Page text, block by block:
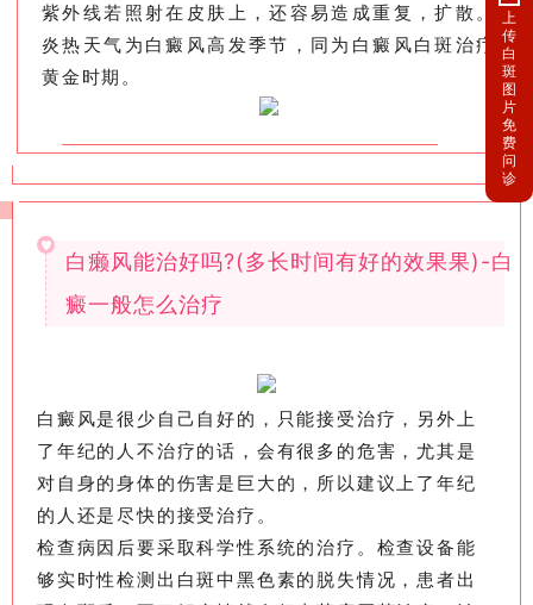
紫外线若照射在皮肤上，还容易造成重复，扩散。
炎热天气为白癜风高发季节，同为白癜风白斑治疗
黄金时期。
白癞风能治好吗?(多长时间有好的效果果)-白
癜一般怎么治疗
白癜风是很少自己自好的，只能接受治疗，另外上
了年纪的人不治疗的话，会有很多的危害，尤其是
对自身的身体的伤害是巨大的，所以建议上了年纪
的人还是尽快的接受治疗。
检查病因后要采取科学性系统的治疗。检查设备能
够实时性检测出白斑中黑色素的脱失情况，患者出
上
传
白
斑
图
片
免
费
问
诊